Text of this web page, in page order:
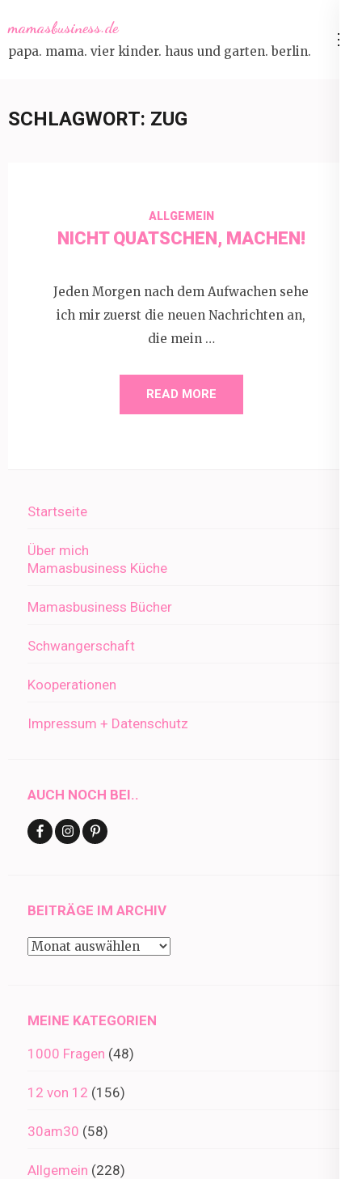
to
content
mamasbusiness.de
papa. mama. vier kinder. haus und garten. berlin.
SCHLAGWORT: ZUG
ALLGEMEIN
NICHT QUATSCHEN, MACHEN!
Jeden Morgen nach dem Aufwachen sehe
ich mir zuerst die neuen Nachrichten an,
die mein …
READ MORE
Startseite
Über mich
Mamasbusiness Küche
Mamasbusiness Bücher
Schwangerschaft
Kooperationen
Impressum + Datenschutz
AUCH NOCH BEI..
BEITRÄGE IM ARCHIV
Beiträge
MEINE KATEGORIEN
1000 Fragen (48)
12 von 12 (156)
30am30 (58)
Allgemein (228)